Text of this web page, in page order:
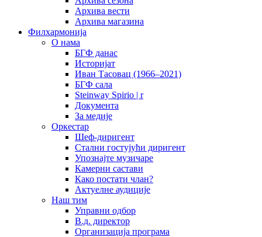
Архива вести
Архива магазина
Филхармонија
О нама
БГФ данас
Историјат
Иван Тасовац (1966–2021)
БГФ сала
Steinway Spirio | r
Документа
За медије
Оркестар
Шеф-диригент
Стални гостујући диригент
Упознајте музичаре
Камерни састави
Како постати члан?
Актуелне аудиције
Наш тим
Управни одбор
В.д. директор
Организација програма